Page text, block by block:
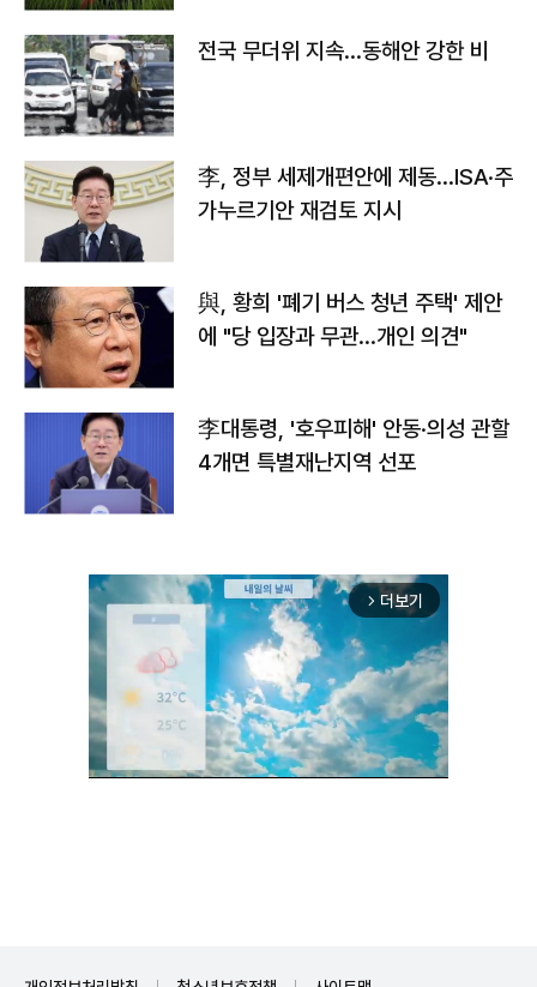
전국 무더위 지속…동해안 강한 비
李, 정부 세제개편안에 제동…ISA·주
가누르기안 재검토 지시
與, 황희 '폐기 버스 청년 주택' 제안
에 "당 입장과 무관…개인 의견"
李대통령, '호우피해' 안동·의성 관할
4개면 특별재난지역 선포
arrow_forward_ios 더보기